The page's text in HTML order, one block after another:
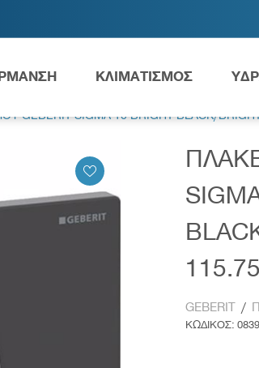
AMEA
ΚΛΙΜΑΤΙΣΜΟΣ
GEBERIT SIGMA 10 BRIGHT BLACK/
GEBERIT /
ΚΩΔΙΚΟΣ: